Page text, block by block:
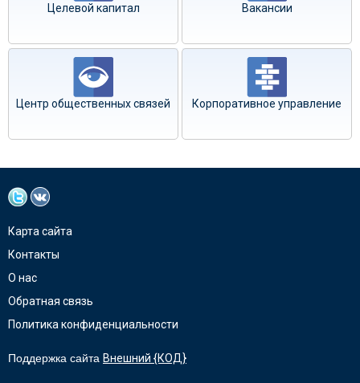
Целевой капитал Вакансии
Центр общественных связей Корпоративное управление
Карта сайта
Контакты
О нас
Обратная связь
Политика конфиденциальности
Поддержка сайта Внешний {КОД}